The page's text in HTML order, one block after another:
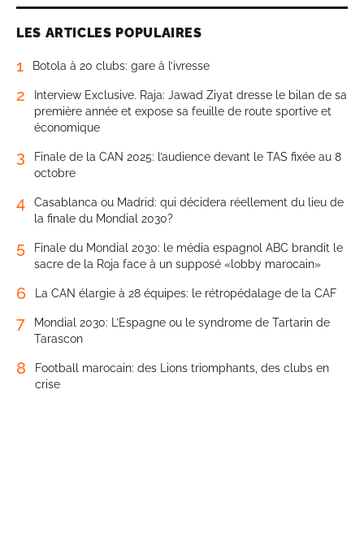
LES ARTICLES POPULAIRES
1 Botola à 20 clubs: gare à l’ivresse
2
Interview Exclusive. Raja: Jawad Ziyat dresse le bilan de sa
première année et expose sa feuille de route sportive et
économique
3
Finale de la CAN 2025: l’audience devant le TAS fixée au 8
octobre
4
Casablanca ou Madrid: qui décidera réellement du lieu de
la finale du Mondial 2030?
5
Finale du Mondial 2030: le média espagnol ABC brandit le
sacre de la Roja face à un supposé «lobby marocain»
6 La CAN élargie à 28 équipes: le rétropédalage de la CAF
7
Mondial 2030: L’Espagne ou le syndrome de Tartarin de
Tarascon
8
Football marocain: des Lions triomphants, des clubs en
crise